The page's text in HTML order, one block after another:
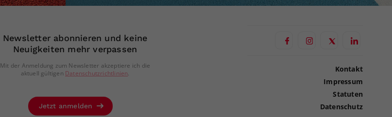
Newsletter abonnieren und keine
Neuigkeiten mehr verpassen
Mit der Anmeldung zum Newsletter akzeptiere ich die
aktuell gültigen Datenschutzrichtlinien.
Jetzt anmelden
Kontakt
Impressum
Statuten
Datenschutz